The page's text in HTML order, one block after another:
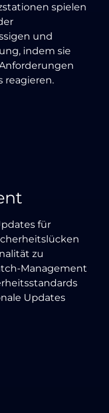
spielen
und
indem sie
reagieren.
für
zu
Management
Updates